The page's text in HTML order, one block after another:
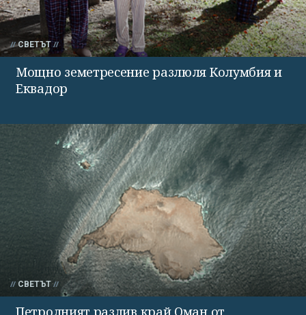
СВЕТЪТ
Мощно земетресение разлюля Колумбия и
Еквадор
СВЕТЪТ
Петролният разлив край Оман от